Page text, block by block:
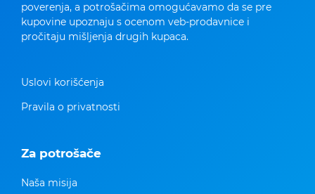
poverenja, a potrošačima omogućavamo da se pre
kupovine upoznaju s ocenom veb-prodavnice i
pročitaju mišljenja drugih kupaca.
Uslovi korišćenja
Pravila o privatnosti
Za potrošače
Naša misija